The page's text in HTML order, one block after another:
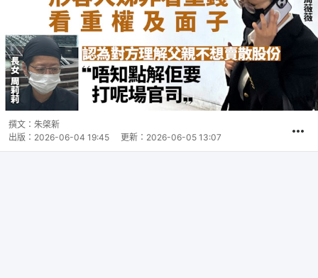
撰文： 朱棨新
出版： 2026-06-04 19:45 更新： 2026-06-05 13:07